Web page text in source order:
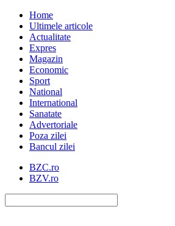
Home
Ultimele articole
Actualitate
Expres
Magazin
Economic
Sport
National
International
Sanatate
Advertoriale
Poza zilei
Bancul zilei
BZC.ro
BZV.ro